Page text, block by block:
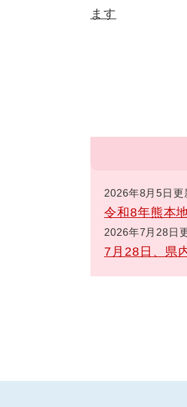
ます
2026年8月5日更
令和8年熊本
2026年7月28日
7月28日、県